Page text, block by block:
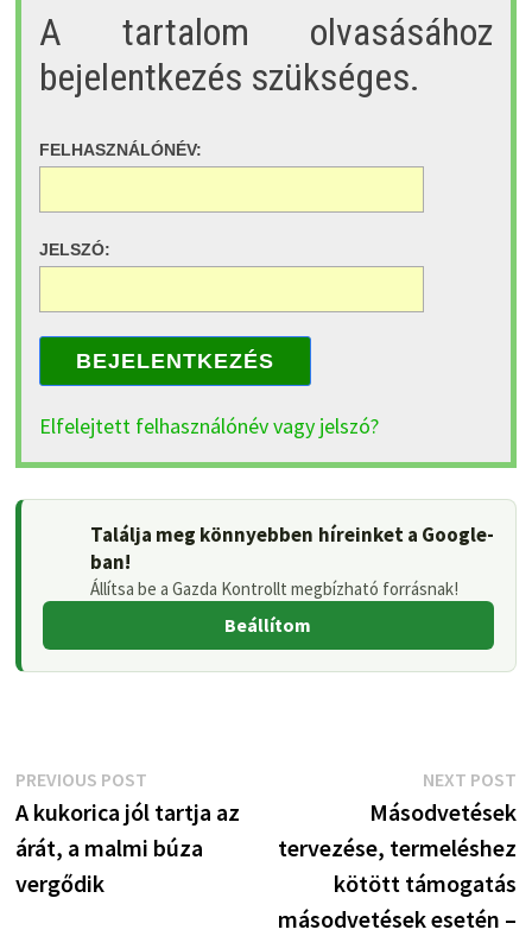
A tartalom olvasásához
bejelentkezés szükséges.
FELHASZNÁLÓNÉV:
JELSZÓ:
BEJELENTKEZÉS
Elfelejtett felhasználónév vagy jelszó?
Találja meg könnyebben híreinket a Google-
ban!
Állítsa be a Gazda Kontrollt megbízható forrásnak!
Beállítom
Bejegyzés
navigáció
PREVIOUS POSTPrevious
post:
A kukorica jól tartja az
árát, a malmi búza
vergődik
NEXT POST
Másodvetések
tervezése, termeléshez
kötött támogatás
másodvetések esetén –